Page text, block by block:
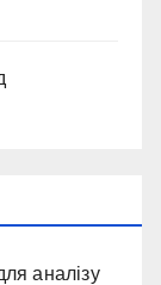
аналізу